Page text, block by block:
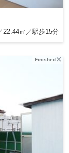
22.44㎡／駅歩15分
Finished